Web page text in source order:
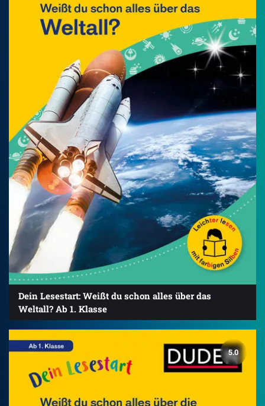
Dein Lesestart: Weißt du schon alles über das
Weltall? Ab 1. Klasse
5.0